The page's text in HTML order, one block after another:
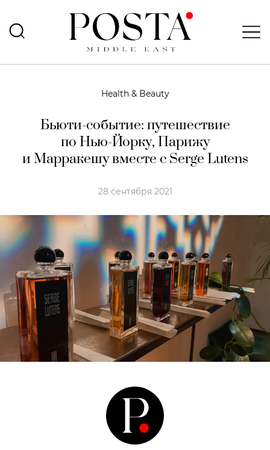
Health & Beauty
Бьюти-событие: путешествие
по Нью-Йорку, Парижу
и Марракешу вместе с Serge Lutens
28 сентября 2021